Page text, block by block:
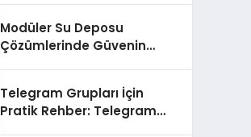
Modüler Su Deposu
Çözümlerinde Güvenin
Telegram Grupları İçin
Pratik Rehber: Telegram